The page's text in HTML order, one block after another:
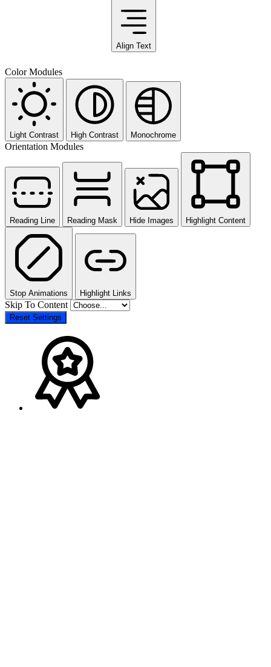
Align Text
Color Modules
Light Contrast High Contrast Monochrome
Orientation Modules
Reading Line Reading Mask Hide Images Highlight Content
Stop Animations Highlight Links
Skip To Content
Reset Settings